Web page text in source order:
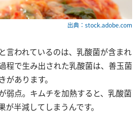
出典：stock.adobe.com
言われているのは、乳酸菌が含まれ
程で生み出された乳酸菌は、善玉菌
あります。
弱点。キムチを加熱すると、乳酸菌
半減してしまうんです。